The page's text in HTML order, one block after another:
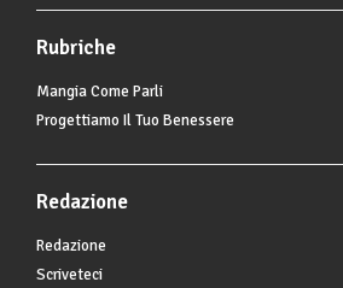
Rubriche
Mangia Come Parli
Progettiamo Il Tuo Benessere
Redazione
Redazione
Scriveteci